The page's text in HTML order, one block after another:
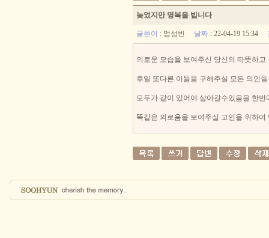
늦었지만 명복을 빕니다
글쓴이 : 엄성빈 날짜 : 22-04-19 15:34
의로운 모습을 보여주신 당신의 따뜻하고
후일 또다른 이들을 구해주실 모든 의인
모두가 같이 있어야 살아갈수있음을 한
똑같은 의로움을 보여주실 고인을 위하여